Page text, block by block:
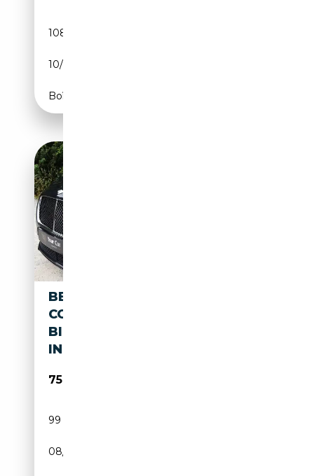
108 510 km
10/2005
Boîte automatique
BENTLEY CONTINENTAL
CONTINENTAL GT 4.0
BITURBO V8 S MULLINER * 21
INCH * NAIM *
75 000€
99 899 km
08/2017